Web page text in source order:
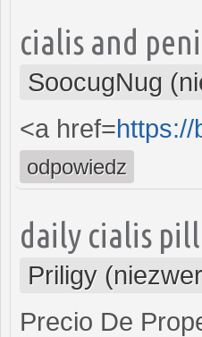
cialis and
SoocugNug
<a href=
odpowiedz
daily cialis pill
Priligy
Precio De